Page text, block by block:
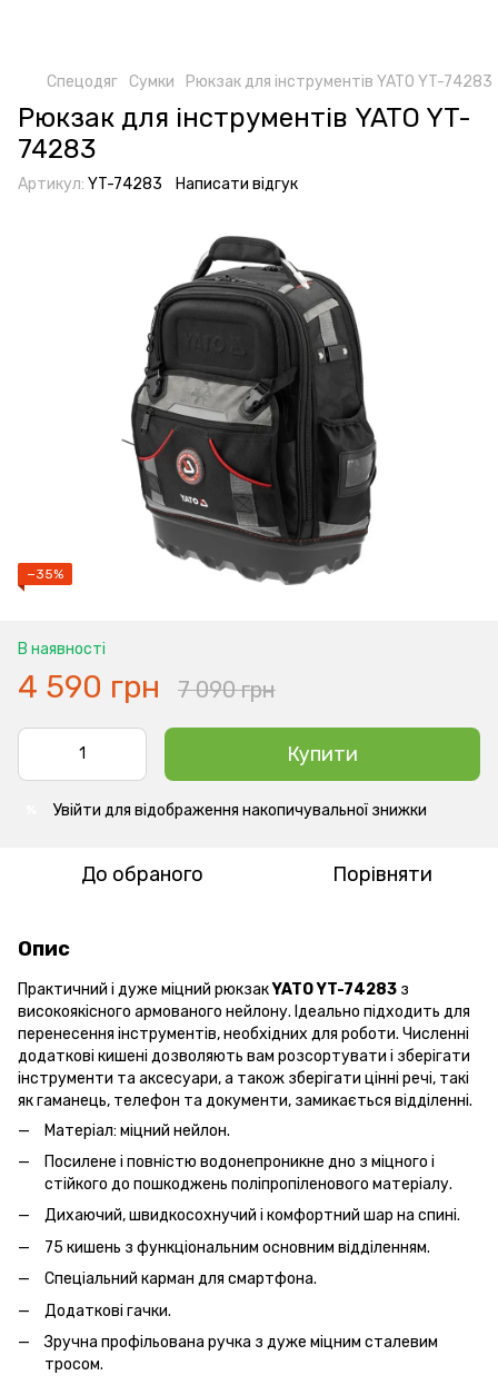
Спецодяг Сумки Рюкзак для інструментів YATO YT-74283
Рюкзак для інструментів YATO YT-
74283
Артикул: YT-74283 Написати відгук
−35%
В наявності
4 590 грн 7 090 грн
Купити
Увійти для відображення накопичувальної знижки
До обраного Порівняти
Опис
Практичний і дуже міцний рюкзакYATO YT-74283 з
високоякісного армованого нейлону. Ідеально підходить для
перенесення інструментів, необхідних для роботи. Численні
додаткові кишені дозволяють вам розсортувати і зберігати
інструменти та аксесуари, а також зберігати цінні речі, такі
як гаманець, телефон та документи, замикається відділенні.
Матеріал: міцний нейлон.
Посилене і повністю водонепроникне дно з міцного і
стійкого до пошкоджень поліпропіленового матеріалу.
Дихаючий, швидкосохнучий і комфортний шар на спині.
75 кишень з функціональним основним відділенням.
Спеціальний карман для смартфона.
Додаткові гачки.
Зручна профільована ручка з дуже міцним сталевим
тросом.